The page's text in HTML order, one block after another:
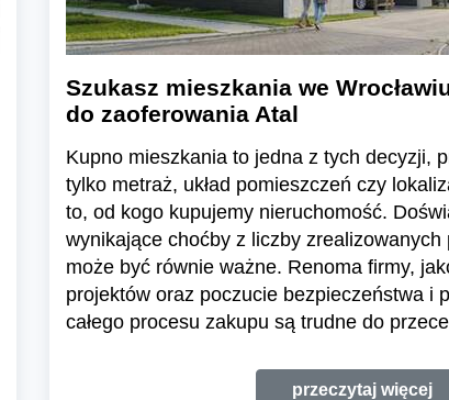
Szukasz mieszkania we
do zaoferowania Atal
Kupno mieszkania to jedna z tych decyzji,
tylko metraż, układ pomieszczeń czy
to, od kogo kupujemy nieruchomość.
wynikające choćby z liczby zrealizowanych
może być równie ważne. Renoma firmy,
projektów oraz poczucie bezpieczeństwa i
całego procesu zakupu są trudne do
przeczytaj więcej